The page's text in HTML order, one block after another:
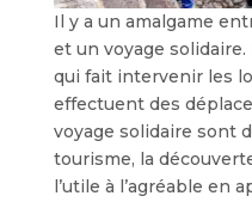
Il y a un amalgame
et un voyage
qui fait intervenir les
effectuent des
voyage solidaire sont
tourisme, la
l’utile à l’agréable en